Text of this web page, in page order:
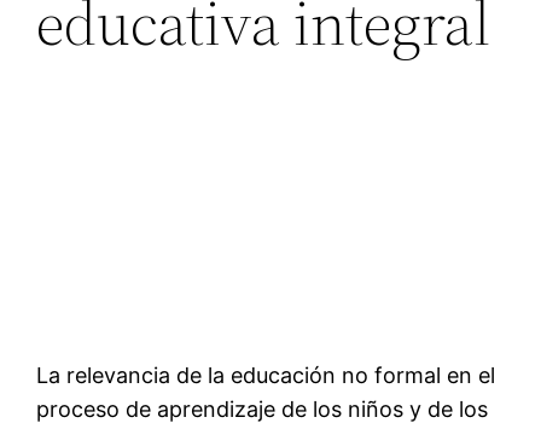
educativa integral
La relevancia de la educación no formal en el
proceso de aprendizaje de los niños y de los